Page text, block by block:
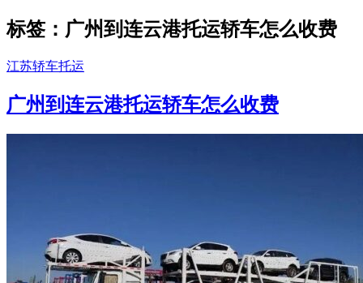
标签：广州到连云港托运轿车怎么收费
江苏轿车托运
广州到连云港托运轿车怎么收费